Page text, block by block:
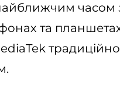
часом
та